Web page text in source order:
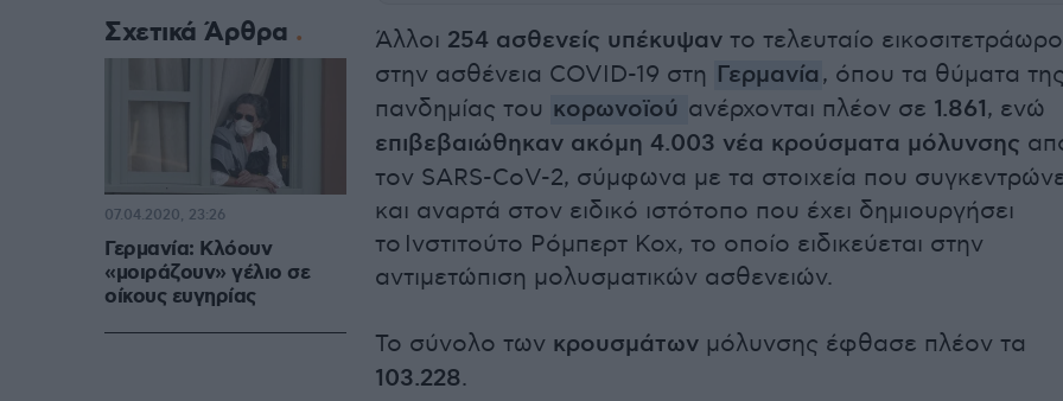
Άλλοι 254 ασθενείς υπέκυψαν το τελευταίο εικοσιτετράωρο
στην ασθένεια COVID-19 στη Γερμανία , όπου τα θύματα
πανδημίας του κορωνοϊού ανέρχονται πλέον σε 1.861, ενώ
επιβεβαιώθηκαν ακόμη 4.003 νέα κρούσματα μόλυνσης
τον SARS-CoV-2, σύμφωνα με τα στοιχεία που
και αναρτά στον ειδικό ιστότοπο που έχει δημιουργήσει
το Ινστιτούτο Ρόμπερτ Κοχ, το οποίο ειδικεύεται στην
αντιμετώπιση μολυσματικών ασθενειών.
Το σύνολο των κρουσμάτων μόλυνσης έφθασε πλέον τα
103.228.
Σχετικά Άρθρα
Γερμανία: Κλόουν
«μοιράζουν» γέλιο σε
οίκους ευγηρίας
07.04.2020, 23:26